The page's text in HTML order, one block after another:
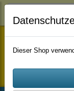
Dieser Shop